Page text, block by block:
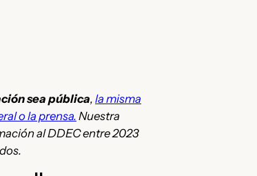
sea pública, la misma
o la prensa. Nuestra
al DDEC entre 2023